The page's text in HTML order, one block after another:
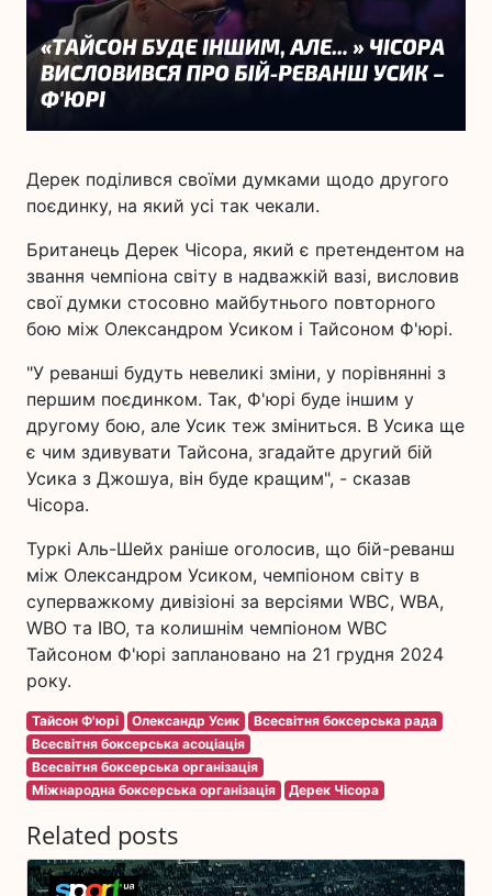
Дерек поділився своїми думками щодо другого
поєдинку, на який усі так чекали.
Британець Дерек Чісора, який є претендентом на
звання чемпіона світу в надважкій вазі, висловив
свої думки стосовно майбутнього повторного
бою між Олександром Усиком і Тайсоном Ф'юрі.
"У реванші будуть невеликі зміни, у порівнянні з
першим поєдинком. Так, Ф'юрі буде іншим у
другому бою, але Усик теж зміниться. В Усика ще
є чим здивувати Тайсона, згадайте другий бій
Усика з Джошуа, він буде кращим", - сказав
Чісора.
Туркі Аль-Шейх раніше оголосив, що бій-реванш
між Олександром Усиком, чемпіоном світу в
суперважкому дивізіоні за версіями WBC, WBA,
WBO та IBO, та колишнім чемпіоном WBC
Тайсоном Ф'юрі заплановано на 21 грудня 2024
року.
Тайсон Ф'юрі Олександр Усик
Всесвітня боксерська рада
Всесвітня боксерська асоціація
Всесвітня боксерська організація
Міжнародна боксерська організація
Дерек Чісора
Related posts